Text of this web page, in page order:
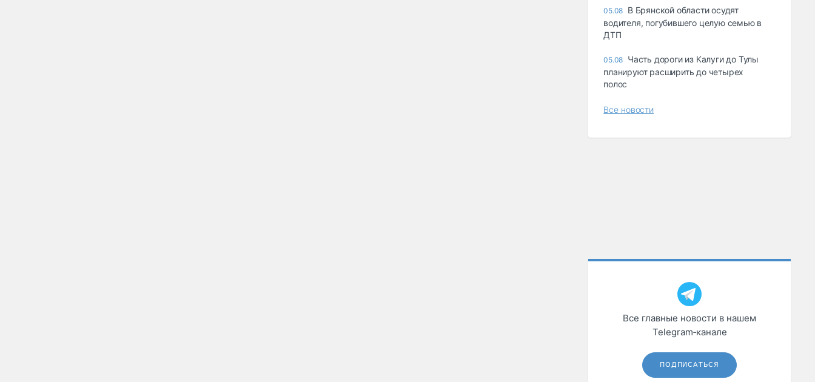
05.08 В Брянской области осудят
водителя, погубившего целую семью в
ДТП
05.08 Часть дороги из Калуги до Тулы
планируют расширить до четырех
полос
Все новости
Все главные новости в нашем
Telegram‑канале
ПОДПИСАТЬСЯ